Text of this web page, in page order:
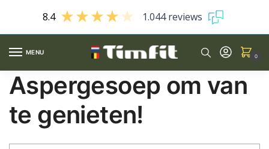
8.4 1.044 reviews
MENU
0
Aspergesoep om van
te genieten!